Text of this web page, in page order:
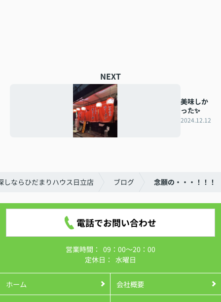
NEXT
美味しか
った✨
2024.12.12
しならひだまりハウス日立店 ブログ 念願の・・・！！！
電話でお問い合わせ
営業時間： 09：00～20：00
定休日： 水曜日
ホーム 会社概要